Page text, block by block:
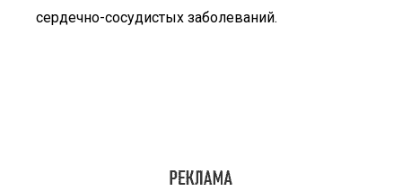
сердечно-сосудистых заболеваний.